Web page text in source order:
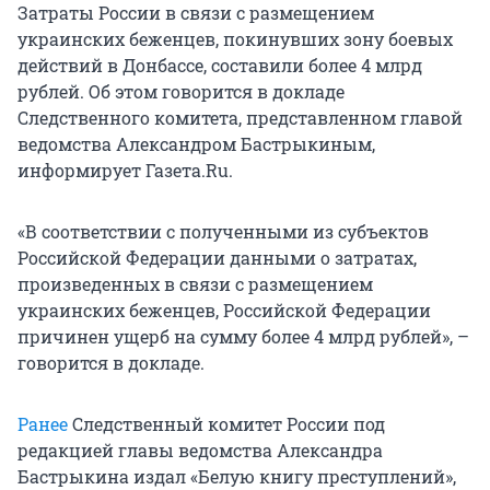
Затраты России в связи с размещением
украинских беженцев, покинувших зону боевых
действий в Донбассе, составили более 4 млрд
рублей. Об этом говорится в докладе
Следственного комитета, представленном главой
ведомства Александром Бастрыкиным,
информирует Газета.Ru.
«В соответствии с полученными из субъектов
Российской Федерации данными о затратах,
произведенных в связи с размещением
украинских беженцев, Российской Федерации
причинен ущерб на сумму более 4 млрд рублей», –
говорится в докладе.
РанееСледственный комитет России под
редакцией главы ведомства Александра
Бастрыкина издал «Белую книгу преступлений»,